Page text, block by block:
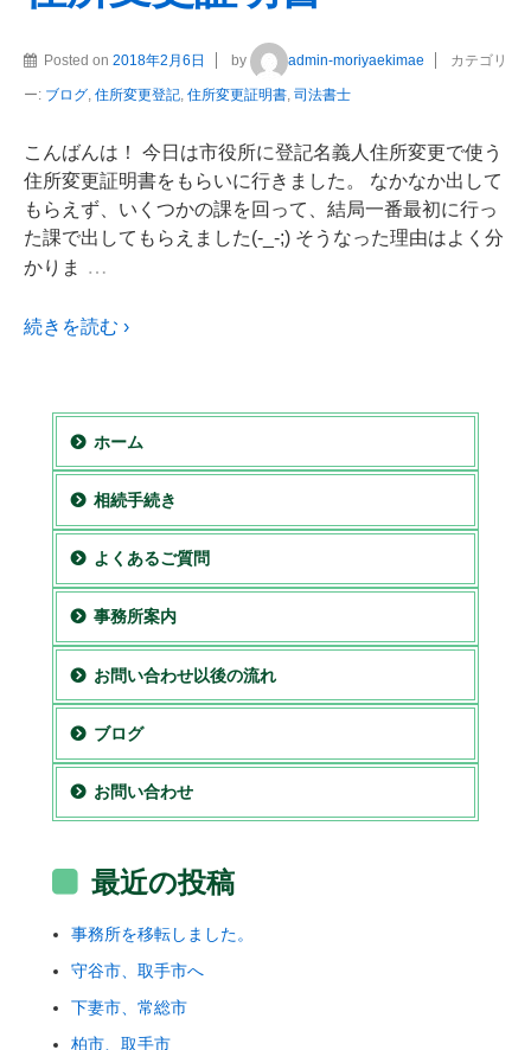
Posted on 2018年2月6日 by admin-moriyaekimae カテゴリ
ー: ブログ, 住所変更登記, 住所変更証明書, 司法書士
こんばんは！ 今日は市役所に登記名義人住所変更で使う
住所変更証明書をもらいに行きました。 なかなか出して
もらえず、いくつかの課を回って、結局一番最初に行っ
た課で出してもらえました(-_-;) そうなった理由はよく分
かりま
…
続きを読む ›
ホーム
相続手続き
よくあるご質問
事務所案内
お問い合わせ以後の流れ
ブログ
お問い合わせ
最近の投稿
事務所を移転しました。
守谷市、取手市へ
下妻市、常総市
柏市、取手市